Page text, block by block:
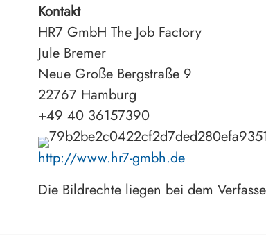
Kontakt
HR7 GmbH The Job Factory
Jule Bremer
Neue Große Bergstraße 9
22767 Hamburg
+49 40 36157390
http://www.hr7-gmbh.de
Die Bildrechte liegen bei dem